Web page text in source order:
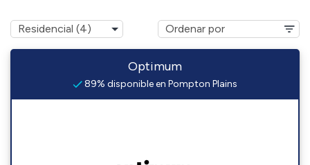
Optimum
89% disponible en Pompton Plains